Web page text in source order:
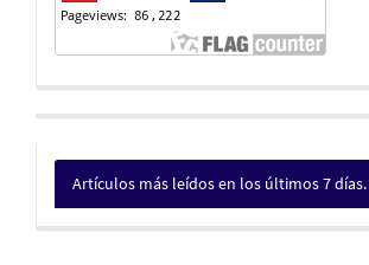
Artículos más leídos en los últimos 7 días.